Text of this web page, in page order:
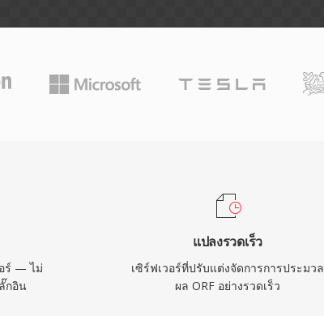
ร์ — ไม่
กอิน
แปลงรวดเร็ว
เซิร์ฟเวอร์ที่ปรับแต่งจัดการการประมวล
ผล ORF อย่างรวดเร็ว